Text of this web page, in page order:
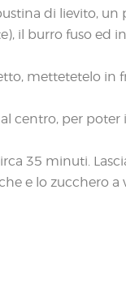
di lievito, un
il burro fuso ed
mettetetelo in
centro, per poter
35 minuti.
e lo zucchero a